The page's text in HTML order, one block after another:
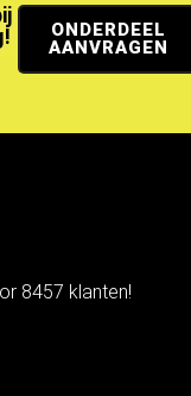
ONDERDEEL
AANVRAGEN
8457 klanten!